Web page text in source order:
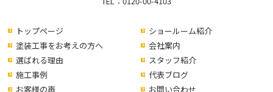
トップページ
塗装工事をお考えの方へ
選ばれる理由
ショールーム紹介
会社案内
スタッフ紹介
施工事例
お客様の声
代表ブログ
お問い合わせ